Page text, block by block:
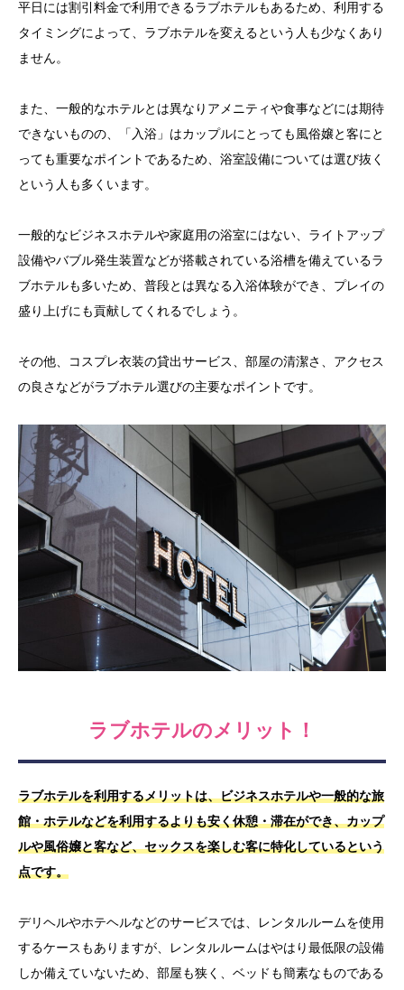
平日には割引料金で利用できるラブホテルもあるため、利用する
タイミングによって、ラブホテルを変えるという人も少なくあり
ません。
また、一般的なホテルとは異なりアメニティや食事などには期待
できないものの、「入浴」はカップルにとっても風俗嬢と客にと
っても重要なポイントであるため、浴室設備については選び抜く
という人も多くいます。
一般的なビジネスホテルや家庭用の浴室にはない、ライトアップ
設備やバブル発生装置などが搭載されている浴槽を備えているラ
ブホテルも多いため、普段とは異なる入浴体験ができ、プレイの
盛り上げにも貢献してくれるでしょう。
その他、コスプレ衣装の貸出サービス、部屋の清潔さ、アクセス
の良さなどがラブホテル選びの主要なポイントです。
ラブホテルのメリット！
ラブホテルを利用するメリットは、ビジネスホテルや一般的な旅
館・ホテルなどを利用するよりも安く休憩・滞在ができ、カップ
ルや風俗嬢と客など、セックスを楽しむ客に特化しているという
点です。
デリヘルやホテヘルなどのサービスでは、レンタルルームを使用
するケースもありますが、レンタルルームはやはり最低限の設備
しか備えていないため、部屋も狭く、ベッドも簡素なものである